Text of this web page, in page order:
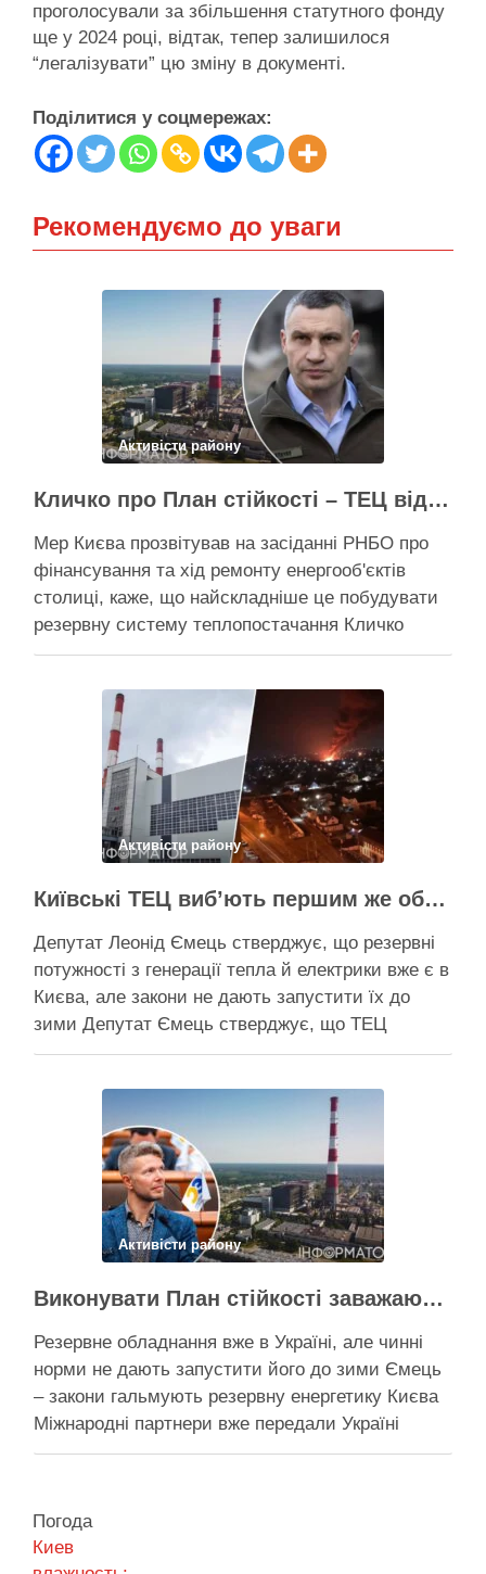
проголосували за збільшення статутного фонду
ще у 2024 році, відтак, тепер залишилося
“легалізувати” цю зміну в документі.
Поділитися у соцмережах:
Рекомендуємо до уваги
Активісти району
Кличко про План стійкості – ТЕЦ відновили вже на 65%, будується захист ІІ рівня
Мер Києва прозвітував на засіданні РНБО про
фінансування та хід ремонту енергооб'єктів
столиці, каже, що найскладніше це побудувати
резервну систему теплопостачання Кличко
розповів про виконання Плану стійкості Києва на
пошкоджених енергооб’єктів на 65%, а на
потреби Плану стійкості столиця залучила
понад 10 млрд грн, …
Поділитися у соцмережах:
Активісти району
Київські ТЕЦ виб’ють першим же обстрілом, План стійкості не спрацює – депутат Київради Ємець
Депутат Леонід Ємець стверджує, що резервні
потужності з генерації тепла й електрики вже є в
Києва, але закони не дають запустити їх до
зими Депутат Ємець стверджує, що ТЕЦ
можуть бути знищені першим же ракетним
генерація тепла, але ввести її в експлуатацію
швидко не вийде …
Поділитися у соцмережах:
Активісти району
Виконувати План стійкості заважають законодавчі обмеження – депутат Київради
Резервне обладнання вже в Україні, але чинні
норми не дають запустити його до зими Ємець
– закони гальмують резервну енергетику Києва
Міжнародні партнери вже передали Україні
обладнання для резервного енергозабезпечення
4 серпня заявив депутат Київської міської ради
від …
Погода
Киев